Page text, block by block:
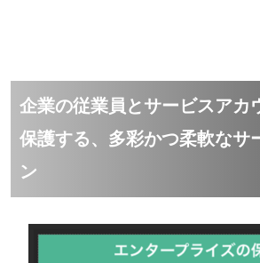
企業の従業員とサービスアカ
保護する、多彩かつ柔軟なサ
ン